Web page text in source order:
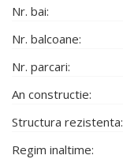
Nr. bai:
Nr. balcoane:
Nr. parcari:
An constructie:
Structura rezistenta:
Regim inaltime: